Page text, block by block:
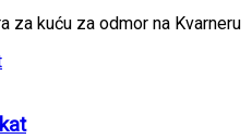
za kuću za odmor na Kvarneru